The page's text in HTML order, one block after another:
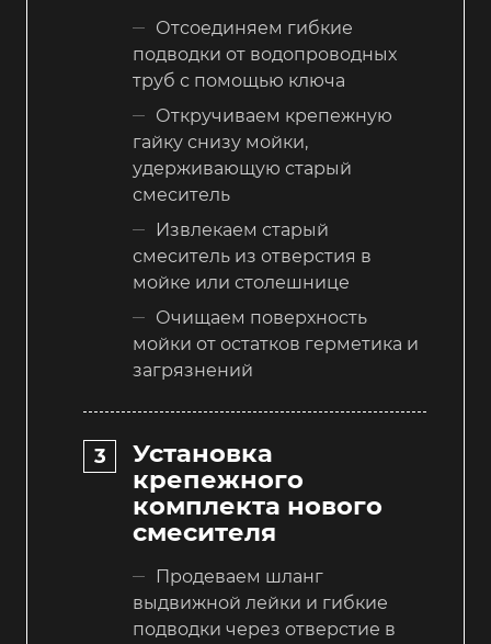
Отсоединяем гибкие
подводки от водопроводных
труб с помощью ключа
Откручиваем крепежную
гайку снизу мойки,
удерживающую старый
смеситель
Извлекаем старый
смеситель из отверстия в
мойке или столешнице
Очищаем поверхность
мойки от остатков герметика и
загрязнений
Установка
крепежного
комплекта нового
смесителя
Продеваем шланг
выдвижной лейки и гибкие
подводки через отверстие в